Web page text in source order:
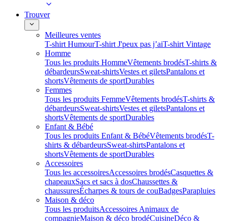
Trouver
Meilleures ventes
T-shirt HumourT-shirt J'peux pas j’aiT-shirt Vintage
Homme
Tous les produits HommeVêtements brodésT-shirts &
débardeursSweat-shirtsVestes et giletsPantalons et
shortsVêtements de sportDurables
Femmes
Tous les produits FemmeVêtements brodésT-shirts &
débardeursSweat-shirtsVestes et giletsPantalons et
shortsVêtements de sportDurables
Enfant & Bébé
Tous les produits Enfant & BébéVêtements brodésT-
shirts & débardeursSweat-shirtsPantalons et
shortsVêtements de sportDurables
Accessoires
Tous les accessoiresAccessoires brodésCasquettes &
chapeauxSacs et sacs à dosChaussettes &
chaussuresÉcharpes & tours de couBadgesParapluies
Maison & déco
Tous les produitsAccessoires Animaux de
compagnieMaison & déco brodéCuisineDéco &